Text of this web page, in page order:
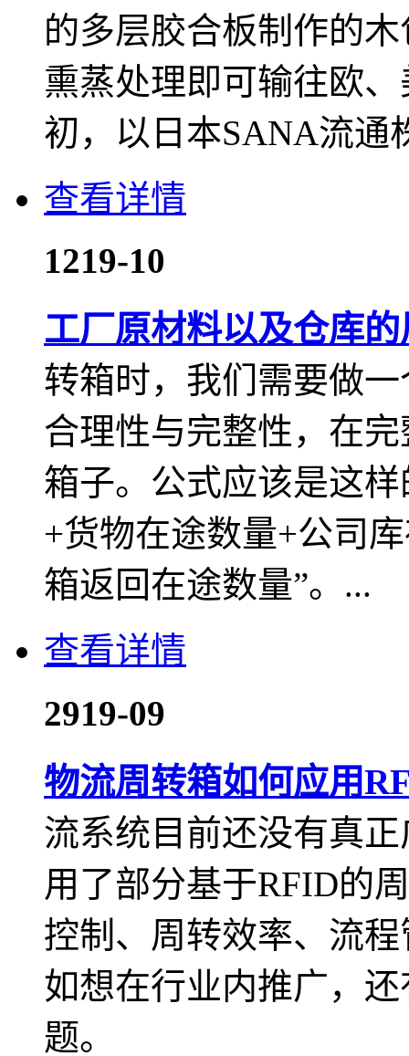
的多层胶合板制作的
熏蒸处理即可输往欧
初，以日本SANA流通
查看详情
1219-10
工厂原材料以及仓库
转箱时，我们需要做
合理性与完整性，在
箱子。公式应该是这
+货物在途数量+公司
箱返回在途数量”。...
查看详情
2919-09
物流周转箱如何应用
流系统目前还没有真
用了部分基于RFID的
控制、周转效率、流
如想在行业内推广，
题。